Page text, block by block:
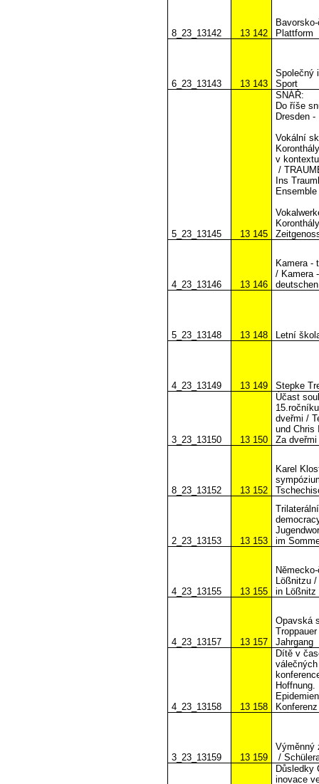
8_23_13142 13 142
Plattform
6_23_13143 13 143
Společný
Sport
5_23_13145 13 145
SNÁŘ:
Do říše
Dresden -
Vokální
v
/
Ins
4_23_13146 13 146
Kamera -
/ Kamera
5_23_13148 13 148 Letní
4_23_13149 13 149 Stepke
3_23_13150 13 150
Účast
dveřmi /
und Chris
Za dveřmi
8_23_13152 13 152
Karel
2_23_13153 13 153
im
4_23_13155 13 155
Lößnitzu
in Lößnitz
4_23_13157 13 157
Opavská
Jahrgang
4_23_13158 13 158
Dítě v
Konferenz
3_23_13159 13 159
Výměnný
/
Důsledky
inovace